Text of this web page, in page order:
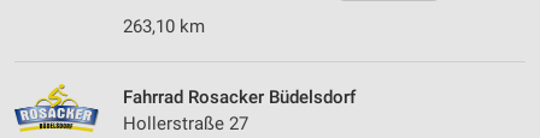
263,10 km
Fahrrad Rosacker Büdelsdorf
Hollerstraße 27